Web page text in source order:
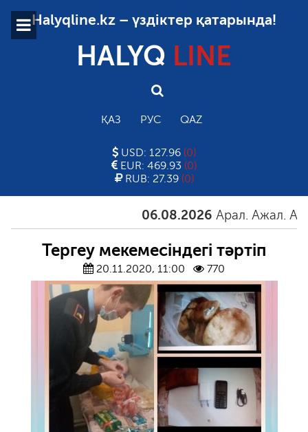
Halyqline.kz – үздіктер қатарында!
HALYQ LINE
ҚАЗ РУС QAZ
USD: 127.96 (0)
EUR: 469.93 (0)
RUB: 27.39 (0)
06.08.2026 Арал. Ажал. Айғақ
Тергеу мекемесіндегі тәртіп
20.11.2020, 11:00 770